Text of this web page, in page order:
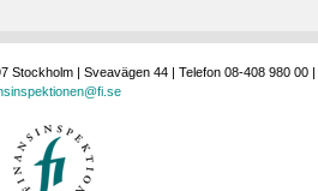
Stockholm | Sveavägen 44 | Telefon 08-408 980 00 |